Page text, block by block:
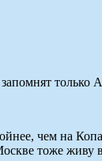
только
чем на
тоже